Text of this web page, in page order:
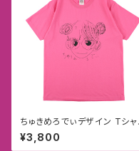
ちゅきめろでぃデザイン Tシャ
ツ ピンク(完売)
¥3,800